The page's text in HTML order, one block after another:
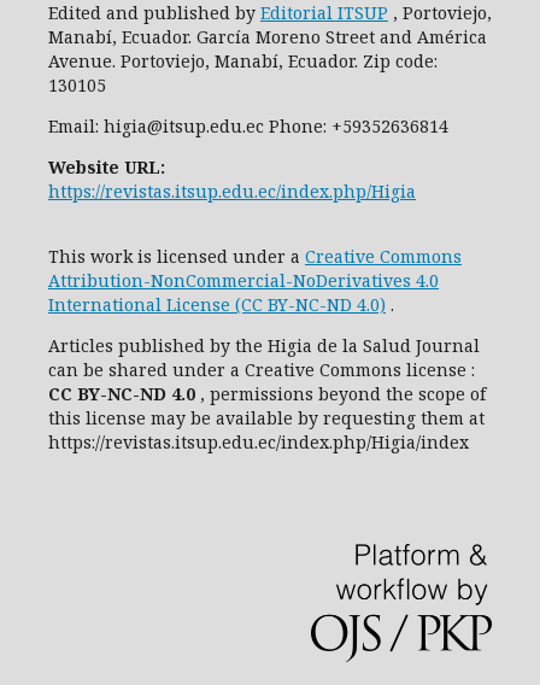
Edited and published by Editorial ITSUP , Portoviejo,
Manabí, Ecuador. García Moreno Street and América
Avenue. Portoviejo, Manabí, Ecuador. Zip code:
130105
Email: higia@itsup.edu.ec Phone: +59352636814
Website URL:
https://revistas.itsup.edu.ec/index.php/Higia
This work is licensed under a Creative Commons
Attribution-NonCommercial-NoDerivatives 4.0
International License (CC BY-NC-ND 4.0) .
Articles published by the Higia de la Salud Journal
can be shared under a Creative Commons license :
CC BY-NC-ND 4.0 , permissions beyond the scope of
this license may be available by requesting them at
https://revistas.itsup.edu.ec/index.php/Higia/index